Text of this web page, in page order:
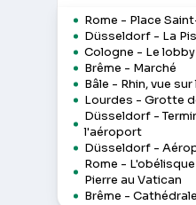
Rome - Place
Düsseldorf - La
Cologne - Le
Brême - Marché
Bâle - Rhin, vue
Lourdes - Grotte
Düsseldorf -
l'aéroport
Düsseldorf -
Rome -
Pierre au Vatican
Brême -